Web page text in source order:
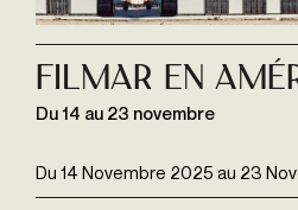
Du 14 Novembre 2025 au 23
FILMAR EN
Du 14 au 23 novembre